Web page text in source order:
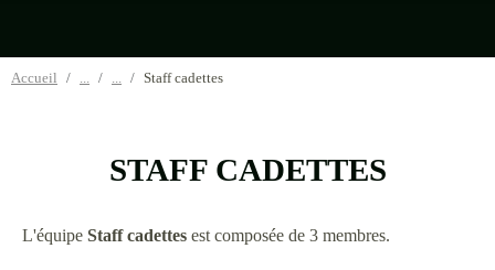
Accueil Staff cadettes
STAFF CADETTES
L'équipe Staff cadettes est composée de 3 membres.